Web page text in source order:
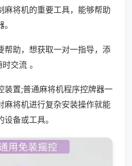
麻将机的重要工具，能够帮助
帮助，想获取一对一指导，添
交流 。
装置;普通麻将机程序控牌器一
麻将机进行复杂安装操作就能
备或工具。